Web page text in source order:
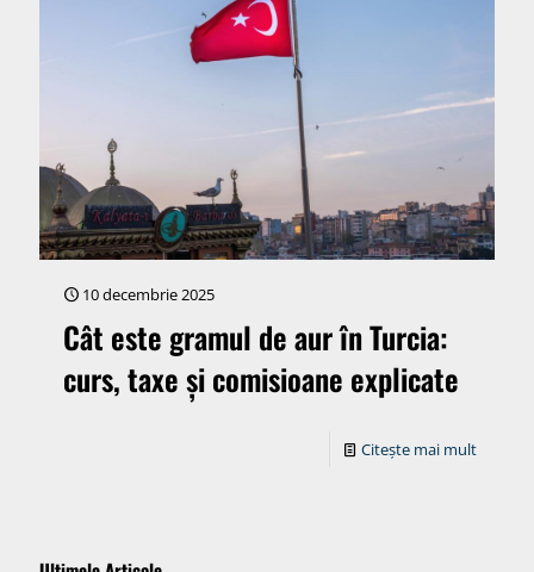
10 decembrie 2025
Cât este gramul de aur în Turcia:
curs, taxe și comisioane explicate
Citește mai mult